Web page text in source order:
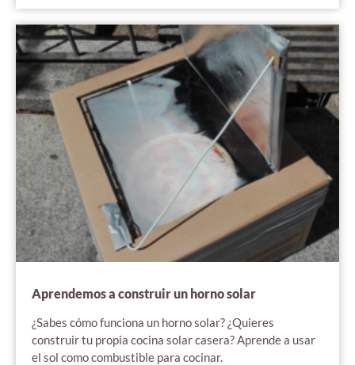
Aprendemos a construir un horno solar
¿Sabes cómo funciona un horno solar? ¿Quieres
construir tu propia cocina solar casera? Aprende a usar
el sol como combustible para cocinar.